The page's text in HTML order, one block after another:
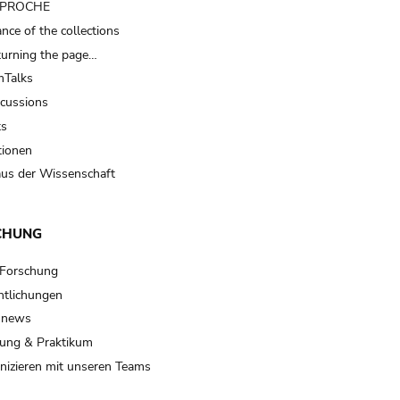
of the collections
the page…
der Wissenschaft
& Praktikum
mit unseren Teams